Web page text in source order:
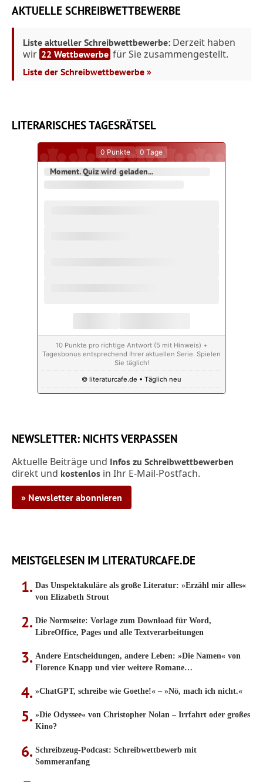
AKTUELLE SCHREIBWETTBEWERBE
Liste aktueller Schreibwettbewerbe: Derzeit haben
wir 22 Wettbewerbe für Sie zusammengestellt.
Liste der Schreibwettbewerbe »
LITERARISCHES TAGESRÄTSEL
0 Punkte 0 Tage
Moment. Quiz wird geladen...
10 Punkte pro richtige Antwort (5 mit Hinweis) +
Tagesbonus entsprechend Ihrer aktuellen Serie. Spielen
Sie täglich!
© literaturcafe.de • Täglich neu
NEWSLETTER: NICHTS VERPASSEN
Aktuelle Beiträge und Infos zu Schreibwettbewerben
direkt und kostenlos in Ihr E-Mail-Postfach.
» Newsletter abonnieren
MEISTGELESEN IM LITERATURCAFE.DE
Das Unspektakuläre als große Literatur: »Erzähl mir alles«
von Elizabeth Strout
Die Normseite: Vorlage zum Download für Word,
LibreOffice, Pages und alle Textverarbeitungen
Andere Entscheidungen, andere Leben: »Die Namen« von
Florence Knapp und vier weitere Romane…
»ChatGPT, schreibe wie Goethe!« – »Nö, mach ich nicht.«
»Die Odyssee« von Christopher Nolan – Irrfahrt oder großes
Kino?
Schreibzeug-Podcast: Schreibwettbewerb mit
Sommeranfang